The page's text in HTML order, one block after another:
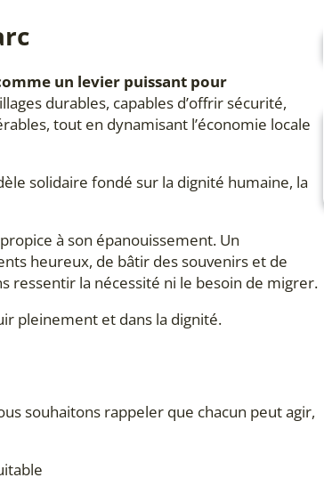
un levier puissant pour
durables, capables d’offrir sécurité,
tout en dynamisant l’économie locale
solidaire fondé sur la dignité humaine, la
à son épanouissement. Un
heureux, de bâtir des souvenirs et de
ressentir la nécessité ni le besoin de migrer.
pleinement et dans la dignité.
souhaitons rappeler que chacun peut agir,